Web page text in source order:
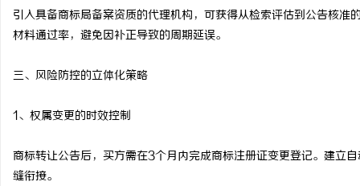
引入具备商标局备案资质的代理机构，可获得从检索评估到公告核
材料通过率，避免因补正导致的周期延误。
三、风险防控的立体化策略
1、权属变更的时效控制
商标转让公告后，买方需在3个月内完成商标注册证变更登记。建立
缝衔接。